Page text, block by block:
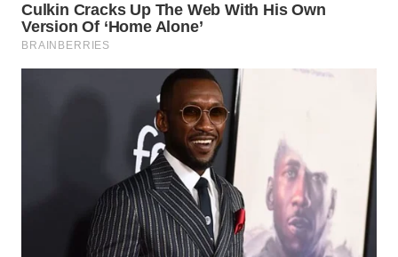
WN
GORONTALO